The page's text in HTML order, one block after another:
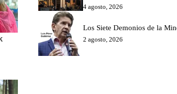
4 agosto, 2026
Los Siete Demonios de la
2 agosto, 2026